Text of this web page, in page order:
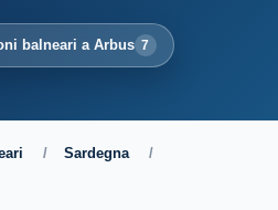
balneari a Arbus 7
/ Sardegna
/